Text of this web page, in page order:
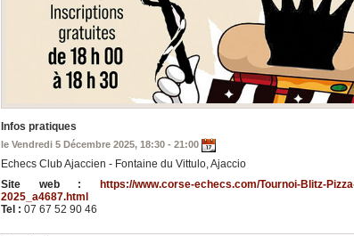
Infos pratiques
le Vendredi 5 Décembre 2025, 18:30 - 21:00
Echecs Club Ajaccien - Fontaine du Vittulo, Ajaccio
Site web : https://www.corse-echecs.com/Tournoi-Blitz-
2025_a4687.html
Tel : 07 67 52 90 46